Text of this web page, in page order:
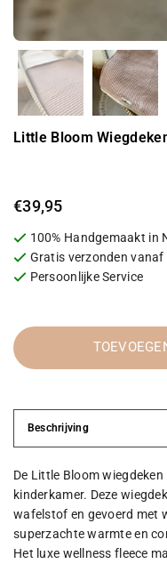
Little Bloom
Standaarprijs
€39,95
100% Handgemaakt in
Gratis verzonden vanaf
Persoonlijke Service
Beschrijving
De Little Bloom
kinderkamer. Deze
wafelstof en gevoerd met
superzachte warmte en
Het luxe wellness fleece